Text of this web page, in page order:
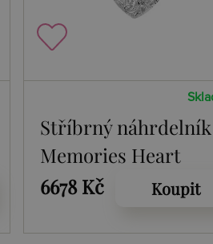
Stříbrný náhrdelník
Memories Heart
Locket DP772
6678 Kč Koupit